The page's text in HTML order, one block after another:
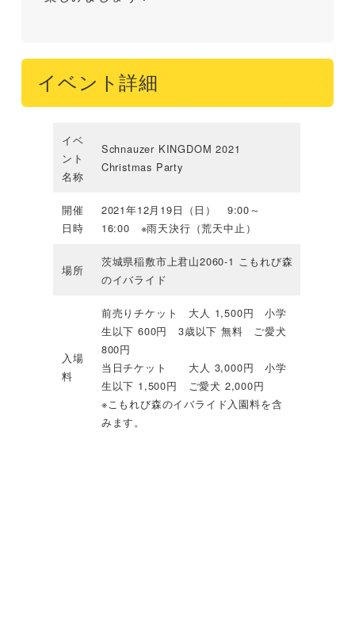
イベント詳細
イベ
ント
名称
Schnauzer KINGDOM 2021
Christmas Party
開催
日時
2021年12月19日（日） 9:00～
16:00 ※雨天決行（荒天中止）
場所
茨城県稲敷市上君山2060-1 こもれび森
のイバライド
入場
料
前売りチケット 大人 1,500円 小学
生以下 600円 3歳以下 無料 ご愛犬
800円
当日チケット 大人 3,000円 小学
生以下 1,500円 ご愛犬 2,000円
※こもれび森のイバライド入園料を含
みます。